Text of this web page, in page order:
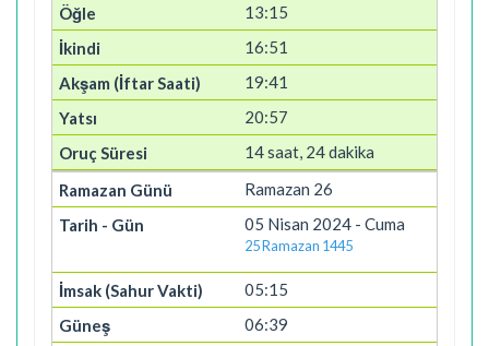
13:15
16:51
19:41
20:57
14 saat, 24 dakika
Ramazan 26
05 Nisan 2024 - Cuma
25 Ramazan 1445
05:15
06:39